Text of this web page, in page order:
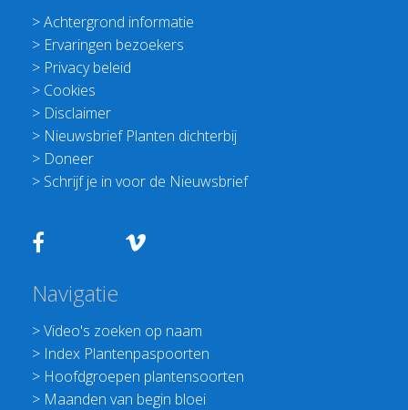
>Achtergrond informatie
> Ervaringen bezoekers
> Privacy beleid
> Cookies
> Disclaimer
> Nieuwsbrief Planten dichterbij
> Doneer
> Schrijf je in voor de Nieuwsbrief
Navigatie
>Video's zoeken op naam
> Index Plantenpaspoorten
> Hoofdgroepen plantensoorten
> Maanden van begin bloei